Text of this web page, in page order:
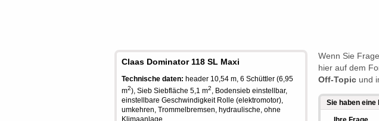
Claas Dominator 118 SL Maxi
Technische daten: header 10,54 m, 6 Schüttler (6,95
m2), Sieb Siebfläche 5,1 m2, Bodensieb einstellbar,
einstellbare Geschwindigkeit Rolle (elektromotor),
umkehren, Trommelbremsen, hydraulische, ohne
Klimaanlage
Wenn Sie
hier auf dem
Off-Topic und
Sie haben